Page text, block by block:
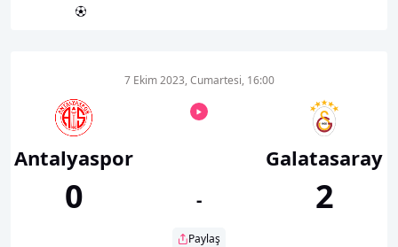
Antalyaspor
0
7 Ekim 2023, Cumartesi, 16:00
-
Paylaş
Galatasaray
2